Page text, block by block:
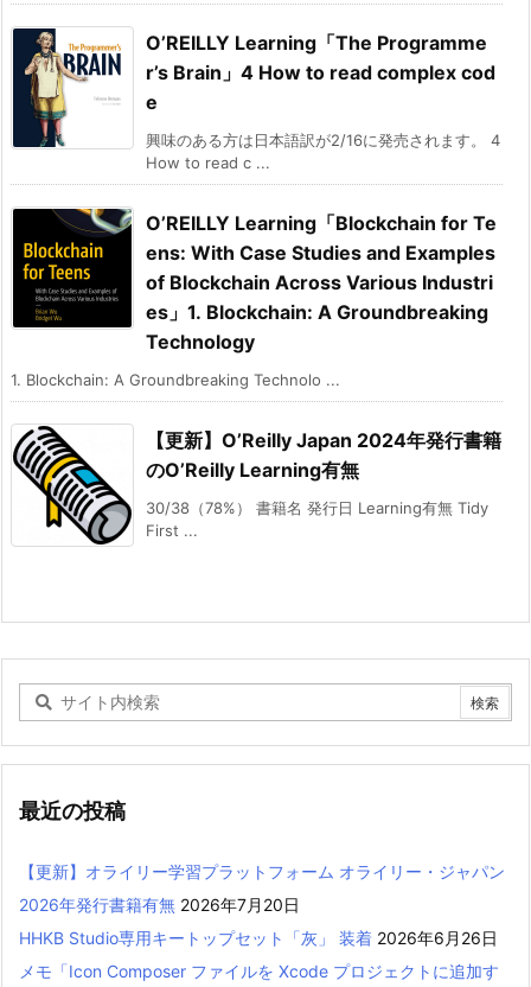
O’REILLY Learning「The Programme
r’s Brain」4 How to read complex cod
e
興味のある方は日本語訳が2/16に発売されます。 4
How to read c ...
O’REILLY Learning「Blockchain for Te
ens: With Case Studies and Examples
of Blockchain Across Various Industri
es」1. Blockchain: A Groundbreaking
Technology
1. Blockchain: A Groundbreaking Technolo ...
【更新】O’Reilly Japan 2024年発行書籍
のO’Reilly Learning有無
30/38（78%） 書籍名 発行日 Learning有無 Tidy
First ...
最近の投稿
【更新】オライリー学習プラットフォーム オライリー・ジャパン
2026年発行書籍有無 2026年7月20日
HHKB Studio専用キートップセット「灰」 装着 2026年6月26日
メモ「Icon Composer ファイルを Xcode プロジェクトに追加す